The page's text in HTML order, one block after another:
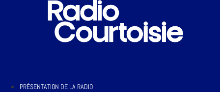
PRÉSENTATION DE LA RADIO